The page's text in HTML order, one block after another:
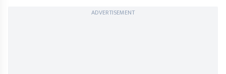
ADVERTISEMENT